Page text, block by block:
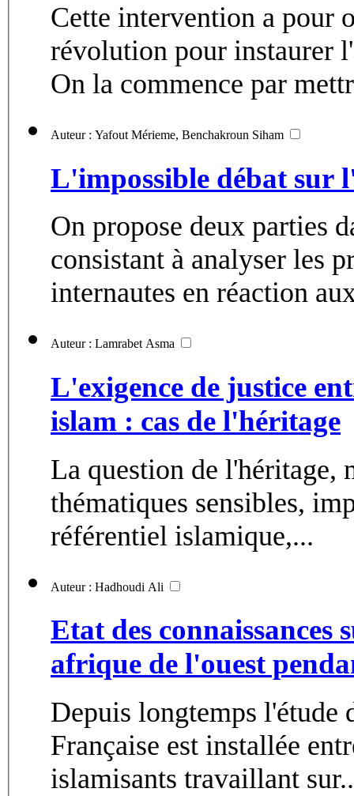
Cette intervention a pour
révolution pour instaurer
On la commence par
Auteur : Yafout Mérieme, Benchakroun Siham
L'impossible débat sur
On propose deux parties
consistant à analyser les
internautes en réaction
Auteur : Lamrabet Asma
L'exigence de justice
islam : cas de l'héritage
La question de l'héritage,
thématiques sensibles,
référentiel islamique,...
Auteur : Hadhoudi Ali
Etat des connaissances
afrique de l'ouest
Depuis longtemps
Française est installée
islamisants travaillant